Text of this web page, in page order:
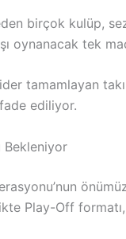
birçok kulüp,
oynanacak tek
tamamlayan
ediliyor.
Bekleniyor
Play-Off